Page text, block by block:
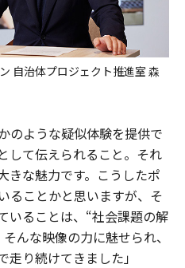
自治体プロジェクト推進室 森
のような疑似体験を提供で
して伝えられること。それ
きな魅力です。こうしたポ
ることかと思いますが、そ
いることは、“社会課題の解
んな映像の力に魅せられ、
り続けてきました」